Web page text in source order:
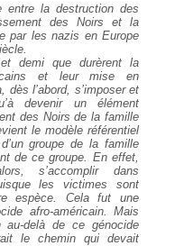
entre la destruction des
des Noirs et la
par les nazis enEurope
demi que durèrent la
et leur mise en
dès l’abord, s’imposer et
devenir unélément
des Noirs de la famille
le modèle référentiel
groupe de la famille
de ce groupe. En effet,
s’accomplirdans
les victimes sont
espèce. Cela fut une
afro-américain. Mais
au-delà de ce génocide
le chemin qui devait